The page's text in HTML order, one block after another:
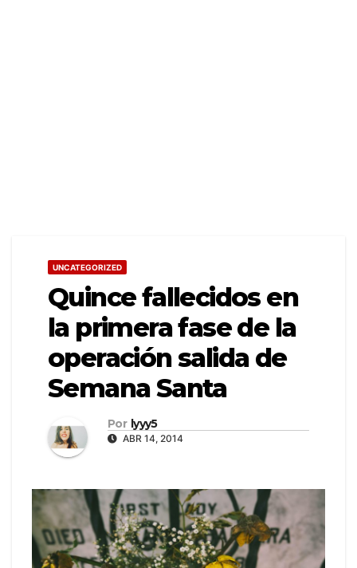
UNCATEGORIZED
Quince fallecidos en
la primera fase de la
operación salida de
Semana Santa
Por lyyy5
ABR 14, 2014